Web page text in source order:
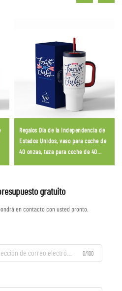
Regalos Día de la Independencia de
Estados Unidos, vaso para coche de
40 onzas, taza para coche de 40
gratuito
en contacto con usted pronto.
0/100